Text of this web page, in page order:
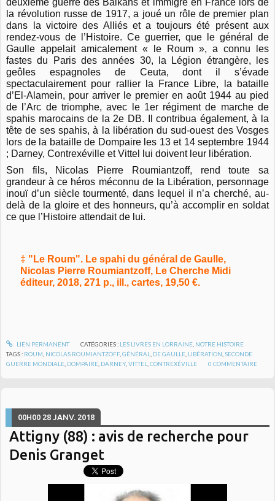
deuxième guerre des Balkans et immigré en France lors de
la révolution russe de 1917, a joué un rôle de premier plan
dans la victoire des Alliés et a toujours été présent aux
rendez-vous de l’Histoire. Ce guerrier, que le général de
Gaulle appelait amicalement « le Roum », a connu les
fastes du Paris des années 30, la Légion étrangère, les
geôles espagnoles de Ceuta, dont il s’évade
spectaculairement pour rallier la France Libre, la bataille
d’El-Alamein, pour arriver le premier en août 1944 au pied
de l’Arc de triomphe, avec le 1er régiment de marche de
spahis marocains de la 2e DB. Il contribua également, à la
tête de ses spahis, à la libération du sud-ouest des Vosges
lors de la bataille de Dompaire les 13 et 14 septembre 1944
; Darney, Contrexéville et Vittel lui doivent leur libération.
Son fils, Nicolas Pierre Roumiantzoff, rend toute sa
grandeur à ce héros méconnu de la Libération, personnage
inouï d’un siècle tourmenté, dans lequel il n’a cherché, au-
delà de la gloire et des honneurs, qu’à accomplir en soldat
ce que l’Histoire attendait de lui.
‡ "Le Roum". Le spahi du général de Gaulle,
Nicolas Pierre Roumiantzoff, Le Cherche Midi
éditeur, 2018, 271 p., ill., cartes, 19,50 €.
LIEN PERMANENT CATÉGORIES : LES LIVRES EN LORRAINE, NOTRE HISTOIRE
TAGS : ROUM NICOLAS ROUMIANTZOFF,GÉNÉRAL DE GAULLE LIBÉRATION ,SECONDE
GUERRE MONDIALE DOMPAIRE DARNEY,VITTEL ,CONTREXÉVILLE 0 COMMENTAIRE
00H00 28 JANV. 2018
Attigny (88) : avis de recherche pour
Denis Granget